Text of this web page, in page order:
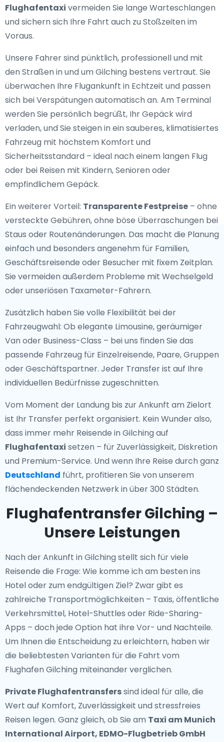
Flughafentaxi vermeiden Sie lange Warteschlangen
und sichern sich Ihre Fahrt auch zu Stoßzeiten im
Voraus.
Unsere Fahrer sind pünktlich, professionell und mit
den Straßen in und um Gilching bestens vertraut. Sie
überwachen Ihre Flugankunft in Echtzeit und passen
sich bei Verspätungen automatisch an. Am Terminal
werden Sie persönlich begrüßt, Ihr Gepäck wird
verladen, und Sie steigen in ein sauberes, klimatisiertes
Fahrzeug mit höchstem Komfort und
Sicherheitsstandard – ideal nach einem langen Flug
oder bei Reisen mit Kindern, Senioren oder
empfindlichem Gepäck.
Ein weiterer Vorteil: Transparente Festpreise – ohne
versteckte Gebühren, ohne böse Überraschungen bei
Staus oder Routenänderungen. Das macht die Planung
einfach und besonders angenehm für Familien,
Geschäftsreisende oder Besucher mit fixem Zeitplan.
Sie vermeiden außerdem Probleme mit Wechselgeld
oder unseriösen Taxameter-Fahrern.
Zusätzlich haben Sie volle Flexibilität bei der
Fahrzeugwahl: Ob elegante Limousine, geräumiger
Van oder Business-Class – bei uns finden Sie das
passende Fahrzeug für Einzelreisende, Paare, Gruppen
oder Geschäftspartner. Jeder Transfer ist auf Ihre
individuellen Bedürfnisse zugeschnitten.
Vom Moment der Landung bis zur Ankunft am Zielort
ist Ihr Transfer perfekt organisiert. Kein Wunder also,
dass immer mehr Reisende in Gilching auf
Flughafentaxi setzen – für Zuverlässigkeit, Diskretion
und Premium-Service. Und wenn Ihre Reise durch ganz
Deutschland führt, profitieren Sie von unserem
flächendeckenden Netzwerk in über 300 Städten.
Flughafentransfer Gilching –
Unsere Leistungen
Nach der Ankunft in Gilching stellt sich für viele
Reisende die Frage: Wie komme ich am besten ins
Hotel oder zum endgültigen Ziel? Zwar gibt es
zahlreiche Transportmöglichkeiten – Taxis, öffentliche
Verkehrsmittel, Hotel-Shuttles oder Ride-Sharing-
Apps – doch jede Option hat ihre Vor- und Nachteile.
Um Ihnen die Entscheidung zu erleichtern, haben wir
die beliebtesten Varianten für die Fahrt vom
Flughafen Gilching miteinander verglichen.
Private Flughafentransferssind ideal für alle, die
Wert auf Komfort, Zuverlässigkeit und stressfreies
Reisen legen. Ganz gleich, ob Sie am Taxi am Munich
International Airport, EDMO-Flugbetrieb GmbH